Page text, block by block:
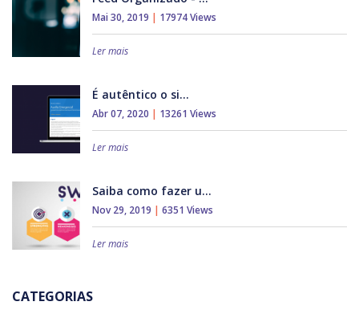
Mai 30, 2019 | 17974 Views
Ler mais
É autêntico o si...
Abr 07, 2020 | 13261 Views
Ler mais
Saiba como fazer u...
Nov 29, 2019 | 6351 Views
Ler mais
CATEGORIAS